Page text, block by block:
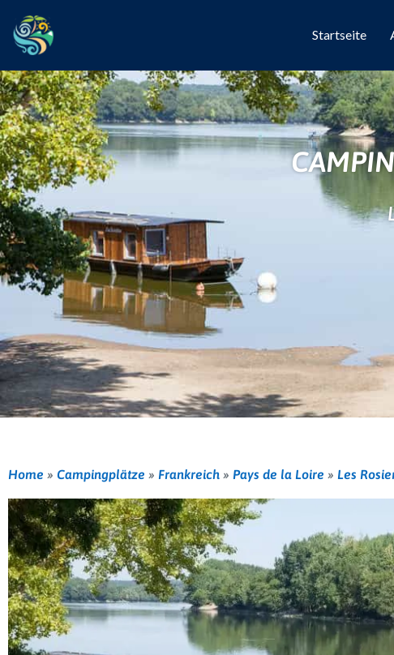
Startseite
Home » Campingplätze » Frankreich » Pays de la Loire » Les